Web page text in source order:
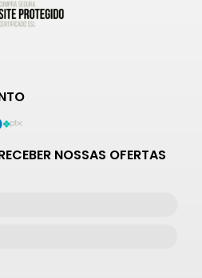
NOSSAS OFERTAS